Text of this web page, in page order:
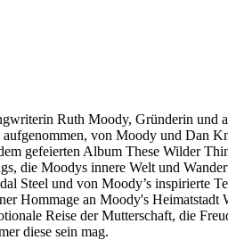
Ruth Moody, Gründerin
von Moody und
gefeierten Album These Wilder
die Moodys innere Welt und
Steel und von Moody’s inspirierte
Hommage an Moody's
Reise der Mutterschaft, die
diese sein mag.